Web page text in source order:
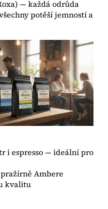
— každá odrůda
potěší jemností a
i espresso — ideální pro
Ambere
kvalitu